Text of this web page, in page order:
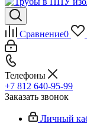
Сравнение0
Телефоны
+7 812 640-95-99
Заказать звонок
Личный